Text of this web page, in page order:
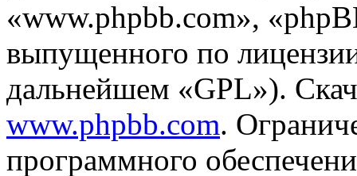
«www.phpbb.com»,
выпущенного по
дальнейшем «GPL»).
www.phpbb.com.
программного